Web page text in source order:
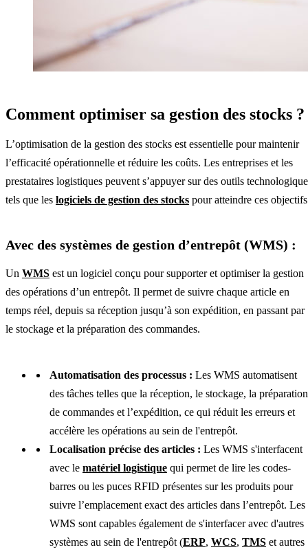
Comment optimiser sa gestion des stocks ?
L’optimisation de la gestion des stocks est essentielle pour maintenir
l’efficacité opérationnelle et réduire les coûts. Les entreprises et les
prestataires logistiques peuvent s’appuyer sur des outils
tels que les logiciels de gestion des stocks pour atteindre ces
Avec des systèmes de gestion d’entrepôt (WMS) :
Un WMS est un logiciel conçu pour supporter et optimiser la gestion
des opérations d’un entrepôt. Il permet de suivre chaque article en
temps réel, depuis sa réception jusqu’à son expédition, en passant par
le stockage et la préparation des commandes.
Automatisation des processus : Les WMS automatisent
des tâches telles que la réception, le stockage, la préparation
de commandes et l’expédition, ce qui réduit les erreurs et
accélère les opérations au sein de l'entrepôt.
Localisation précise des articles : Les WMS s'interfacent
avec le matériel logistique qui permet de lire les codes-
barres ou les puces RFID présentes sur les produits pour
suivre l’emplacement exact des articles dans l’entrepôt. Les
WMS sont capables également de s'interfacer avec d'autres
systèmes au sein de l'entrepôt (ERP, WCS, TMS et autres